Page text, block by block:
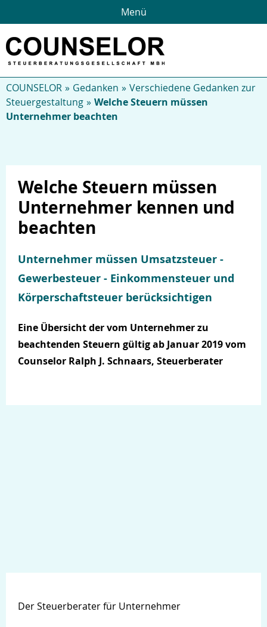
Menü
COUNSELOR Gedanken
Verschiedene Gedanken zur
Steuergestaltung
Welche Steuern müssen
Unternehmer beachten
Welche Steuern müssen
Unternehmer kennen und
beachten
Unternehmer müssen Umsatzsteuer -
Gewerbesteuer - Einkommensteuer und
Körperschaftsteuer berücksichtigen
Eine Übersicht der vom Unternehmer zu
beachtenden Steuern gültig ab Januar 2019 vom
Counselor Ralph J. Schnaars, Steuerberater
Der Steuerberater für Unternehmer
Über uns